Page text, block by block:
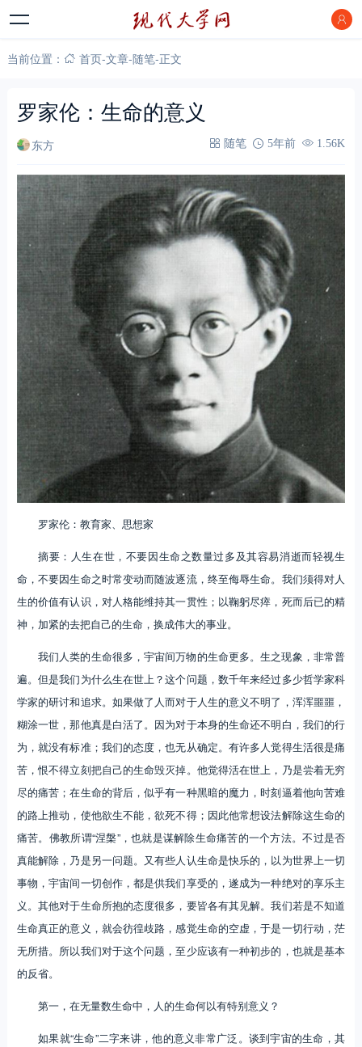
当前位置： 首页-文章-随笔-正文
罗家伦：生命的意义
东方 随笔 5年前 1.56K
罗家伦：教育家、思想家
摘要：人生在世，不要因生命之数量过多及其容易消逝而轻视生
命，不要因生命之时常变动而随波逐流，终至侮辱生命。我们须得对人
生的价值有认识，对人格能维持其一贯性；以鞠躬尽瘁，死而后已的精
神，加紧的去把自己的生命，换成伟大的事业。
我们人类的生命很多，宇宙间万物的生命更多。生之现象，非常普
遍。但是我们为什么生在世上？这个问题，数千年来经过多少哲学家科
学家的研讨和追求。如果做了人而对于人生的意义不明了，浑浑噩噩，
糊涂一世，那他真是白活了。因为对于本身的生命还不明白，我们的行
为，就没有标准；我们的态度，也无从确定。有许多人觉得生活很是痛
苦，恨不得立刻把自己的生命毁灭掉。他觉得活在世上，乃是尝着无穷
尽的痛苦；在生命的背后，似乎有一种黑暗的魔力，时刻逼着他向苦难
的路上推动，使他欲生不能，欲死不得；因此他常想设法解除这生命的
痛苦。佛教所谓“涅槃”，也就是谋解除生命痛苦的一个方法。不过是否
真能解除，乃是另一问题。又有些人认生命是快乐的，以为世界上一切
事物，宇宙间一切创作，都是供我们享受的，遂成为一种绝对的享乐主
义。其他对于生命所抱的态度很多，要皆各有其见解。我们若是不知道
生命真正的意义，就会彷徨歧路，感觉生命的空虚，于是一切行动，茫
无所措。所以我们对于这个问题，至少应该有一种初步的，也就是基本
的反省。
第一，在无量数生命中，人的生命何以有特别意义？
如果就“生命”二字来讲，他的意义非常广泛。谈到宇宙的生命，其